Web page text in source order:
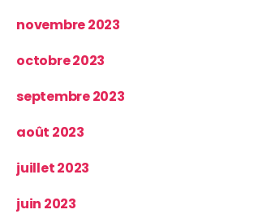
novembre 2023
octobre 2023
septembre 2023
août 2023
juillet 2023
juin 2023